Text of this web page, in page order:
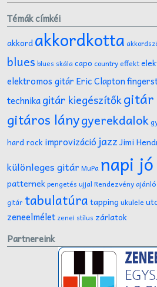
Témák címkéi
akkordakkordkotta
blues blues skálacapo country effekt
elektromos gitár Eric Clapton
technikagitár kiegészítőkgitár
gitáros lánygyerekdalok
hard rock improvizáció jazzJimi
különleges gitár MuPa napi
patternekpengetés ujjal Rendezvény ajánló
gitár tabulatúratapping ukulele
zeneelmélet zenei stílus zárlatok
Partnereink